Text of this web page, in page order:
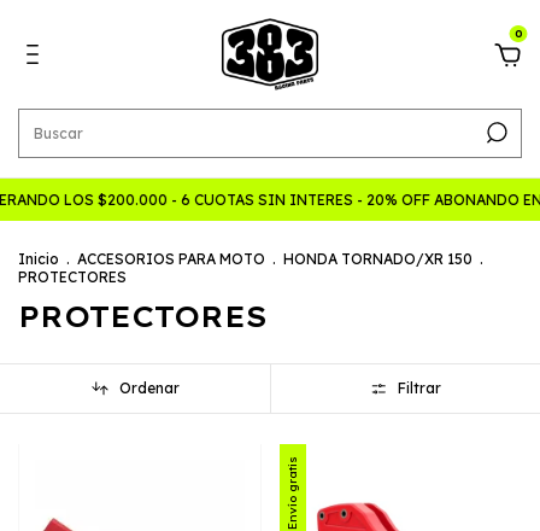
0
LOS $200.000 - 6 CUOTAS SIN INTERES - 20% OFF ABONANDO EN
Inicio . ACCESORIOS PARA MOTO . HONDA TORNADO/XR 150 .
PROTECTORES
PROTECTORES
Ordenar Filtrar
Envío gratis